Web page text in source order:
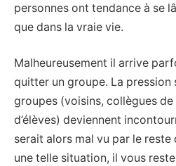
personnes ont tendance à se
que dans la vraie vie.
Malheureusement il arrive
quitter un groupe. La
groupes (voisins, collègues
d’élèves) deviennent
serait alors mal vu par le
une telle situation, il vous